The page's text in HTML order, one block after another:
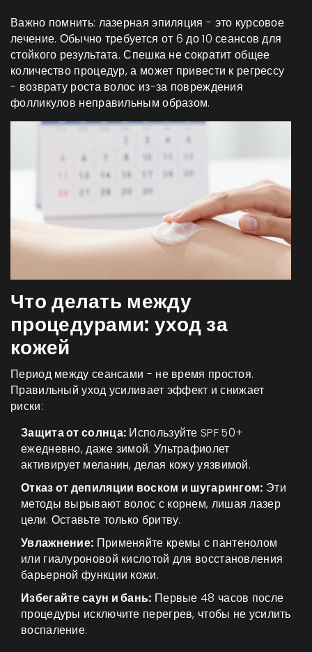
Важно помнить: лазерная эпиляция - это курсовое
лечение. Обычно требуется от 6 до 10 сеансов для
стойкого результата. Спешка не сократит общее
количество процедур, а может привести к регрессу
- возврату роста волос из-за повреждения
фолликулов неправильным образом.
Что делать между
процедурами: уход за
кожей
Период между сеансами - не время простоя.
Правильный уход усиливает эффект и снижает
риски:
Защита от солнца: Используйте SPF 50+
ежедневно, даже зимой. Ультрафиолет
активирует меланин, делая кожу уязвимой.
Отказ от депиляции воском и шугарингом: Эти
методы вырывают волос с корнем, лишая лазер
цели. Оставьте только бритву.
Увлажнение: Применяйте кремы с пантенолом
или гиалуроновой кислотой для восстановления
барьерной функции кожи.
Избегайте саун и бань: Первые 48 часов после
процедуры исключите перегрев, чтобы не усилить
воспаление.